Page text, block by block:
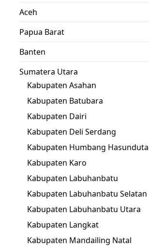
Aceh
Papua Barat
Banten
Sumatera Utara
Kabupaten Asahan
Kabupaten Batubara
Kabupaten Dairi
Kabupaten Deli Serdang
Kabupaten Humbang
Kabupaten Karo
Kabupaten Labuhanbatu
Kabupaten Labuhanbatu Selatan
Kabupaten Labuhanbatu Utara
Kabupaten Langkat
Kabupaten Mandailing Natal